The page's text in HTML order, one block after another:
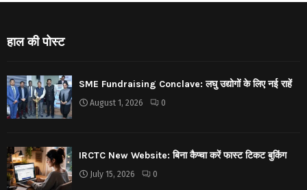
हाल की पोस्ट
SME Fundraising Conclave: लघु उद्योगों के लिए नई राहें
August 1, 2026 0
IRCTC New Website: बिना कैप्चा करें फास्ट टिकट बुकिंग
July 15, 2026 0